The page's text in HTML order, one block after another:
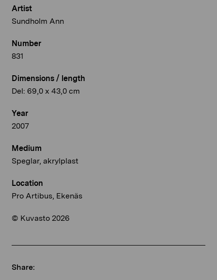
Artist
Sundholm Ann
Number
831
Dimensions / length
Del: 69,0 x 43,0 cm
Year
2007
Medium
Speglar, akrylplast
Location
Pro Artibus, Ekenäs
© Kuvasto 2026
Share: